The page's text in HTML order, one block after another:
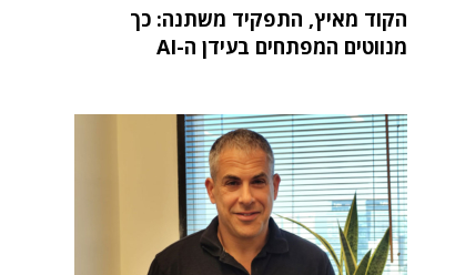
הקוד מאיץ, התפקיד משתנה: כך
מנווטים המפתחים בעידן ה-AI